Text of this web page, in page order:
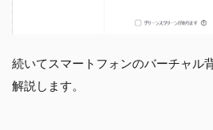
続いてスマートフォンのバーチャル
解説します。